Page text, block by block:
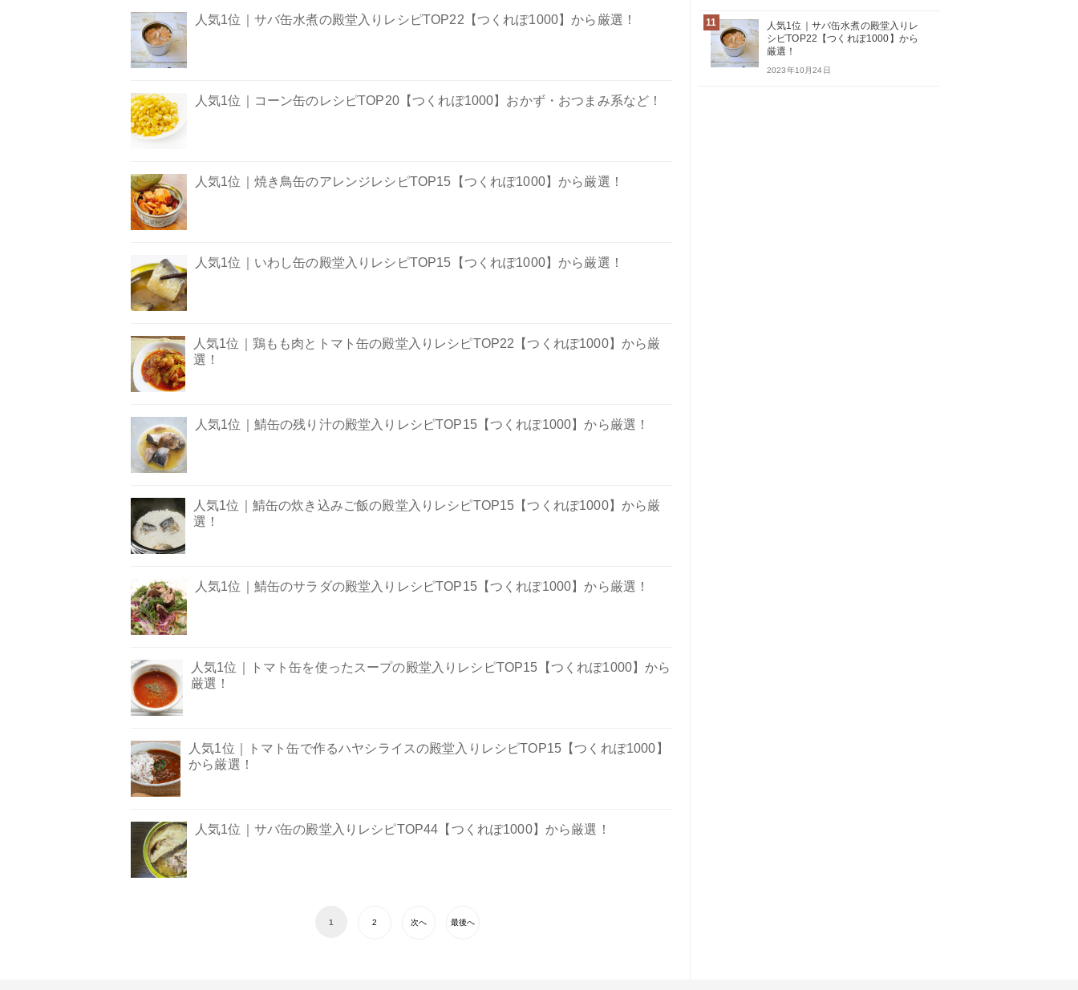
人気1位｜サバ缶水煮の殿堂入りレシピTOP22【つくれぽ1000】から厳選！
人気1位｜コーン缶のレシピTOP20【つくれぽ1000】おかず・おつまみ系など！
人気1位｜焼き鳥缶のアレンジレシピTOP15【つくれぽ1000】から厳選！
人気1位｜いわし缶の殿堂入りレシピTOP15【つくれぽ1000】から厳選！
人気1位｜鶏もも肉とトマト缶の殿堂入りレシピTOP22【つくれぽ1000】から厳
選！
人気1位｜鯖缶の残り汁の殿堂入りレシピTOP15【つくれぽ1000】から厳選！
人気1位｜鯖缶の炊き込みご飯の殿堂入りレシピTOP15【つくれぽ1000】から厳
選！
人気1位｜鯖缶のサラダの殿堂入りレシピTOP15【つくれぽ1000】から厳選！
人気1位｜トマト缶を使ったスープの殿堂入りレシピTOP15【つくれぽ1000】から
厳選！
人気1位｜トマト缶で作るハヤシライスの殿堂入りレシピTOP15【つくれぽ1000】
から厳選！
人気1位｜サバ缶の殿堂入りレシピTOP44【つくれぽ1000】から厳選！
1 2 次へ 最後へ
11
人気1位｜サバ缶水煮の殿堂入りレ
シピTOP22【つくれぽ1000】から
厳選！
2023年10月24日